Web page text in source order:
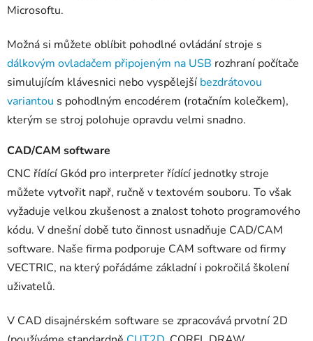
Microsoftu.
Možná si můžete oblíbit pohodlné ovládání stroje s
dálkovým ovladačem připojeným na USB rozhraní počítače
simulujícím klávesnici nebo vyspělejší bezdrátovou
variantou s pohodlným encodérem (rotačním kolečkem),
kterým se stroj polohuje opravdu velmi snadno.
CAD/CAM software
CNC řídící Gkód pro interpreter řídící jednotky stroje
můžete vytvořit např, ručně v textovém souboru. To však
vyžaduje velkou zkušenost a znalost tohoto programového
kódu. V dnešní době tuto činnost usnadňuje CAD/CAM
software. Naše firma podporuje CAM software od firmy
VECTRIC, na který pořádáme základní i pokročilá školení
uživatelů.
V CAD disajnérském software se zpracovává prvotní 2D